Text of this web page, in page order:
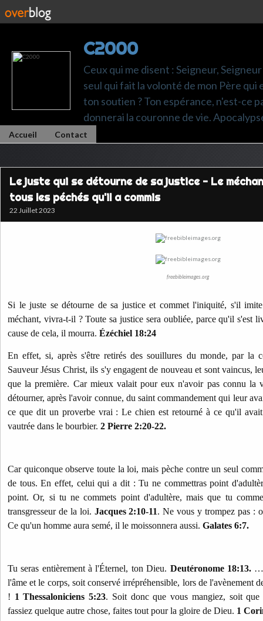
C2000
Ceux qui me disent : Seigneur,
seul qui fait la volonté de mon Père
ton soutien ? Ton espérance, n'est-ce
donnerai la couronne de vie.
Accueil Contact
Le juste qui se détourne de sa justice - Le
tous les péchés qu'il a commis
22 Juillet 2023
freebibleimages.org
Si le juste se détourne de sa justice et commet l'iniquité, s'il
méchant, vivra-t-il ? Toute sa justice sera oubliée, parce qu'il s'est
cause de cela, il mourra. Ézéchiel 18:24
En effet, si, après s'être retirés des souillures du monde, par la
Sauveur Jésus Christ, ils s'y engagent de nouveau et sont vaincus,
que la première. Car mieux valait pour eux n'avoir pas connu la
détourner, après l'avoir connue, du saint commandement qui leur
ce que dit un proverbe vrai : Le chien est retourné à ce qu'il
vautrée dans le bourbier. 2 Pierre 2:20-22.
Car quiconque observe toute la loi, mais pèche contre un seul
de tous. En effet, celui qui a dit : Tu ne commettras point
point. Or, si tu ne commets point d'adultère, mais que tu
transgresseur de la loi. Jacques 2:10-11. Ne vous y trompez pas :
Ce qu'un homme aura semé, il le moissonnera aussi. Galates 6:7.
Tu seras entièrement à l'Éternel, ton Dieu. Deutéronome 18:13.…
l'âme et le corps, soit conservé irrépréhensible, lors de l'avènement
! 1 Thessaloniciens 5:23. Soit donc que vous mangiez, soit
fassiez quelque autre chose, faites tout pour la gloire de Dieu. 1